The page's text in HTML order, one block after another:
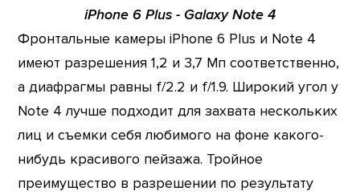
iPhone 6 Plus - Galaxy Note 4
Фронтальные камеры iPhone 6 Plus и Note 4
имеют разрешения 1,2 и 3,7 Мп соответственно,
а диафрагмы равны f/2.2 и f/1.9. Широкий угол у
Note 4 лучше подходит для захвата нескольких
лиц и съемки себя любимого на фоне какого-
нибудь красивого пейзажа. Тройное
преимущество в разрешении по результату